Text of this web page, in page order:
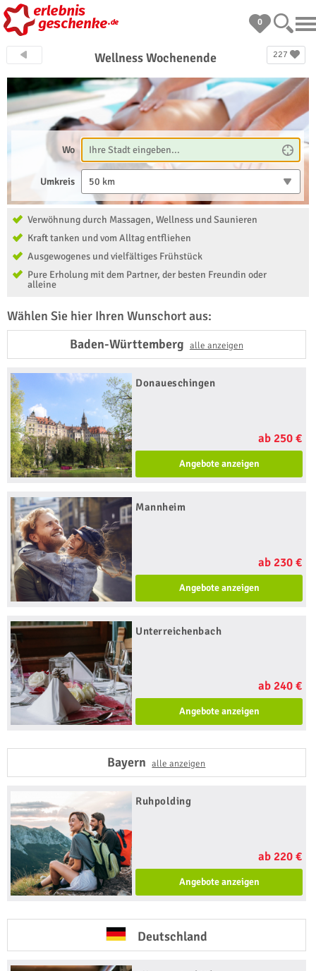
0
227
Wellness Wochenende
Wo
Umkreis 50 km
Verwöhnung durch Massagen, Wellness und Saunieren
Kraft tanken und vom Alltag entfliehen
Ausgewogenes und vielfältiges Frühstück
Pure Erholung mit dem Partner, der besten Freundin oder
alleine
Wählen Sie hier Ihren Wunschort aus:
Baden-Württemberg alle anzeigen
Donaueschingen
ab 250 €
Angebote anzeigen
Mannheim
ab 230 €
Angebote anzeigen
Unterreichenbach
ab 240 €
Angebote anzeigen
Bayernalle anzeigen
Ruhpolding
ab 220 €
Angebote anzeigen
Deutschland